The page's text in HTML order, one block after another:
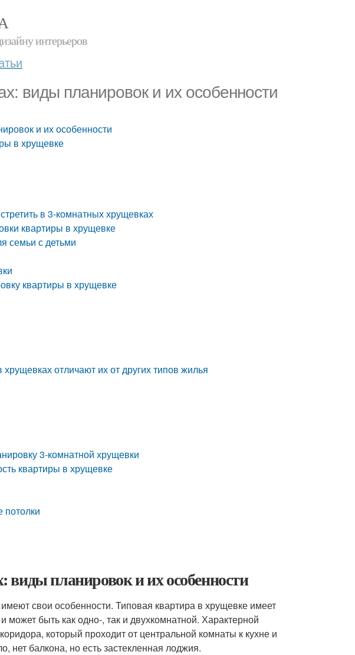
интерьеров
виды планировок и их особенности
и их особенности
в хрущевке
в 3-комнатных хрущевках
квартиры в хрущевке
семьи с детьми
квартиры в хрущевке
отличают их от других типов жилья
3-комнатной хрущевки
квартиры в хрущевке
потолки
планировок и их особенности
свои особенности. Типовая квартира в хрущевке имеет
быть как одно-, так и двухкомнатной. Характерной
который проходит от центральной комнаты к кухне и
нет балкона, но есть застекленная лоджия.